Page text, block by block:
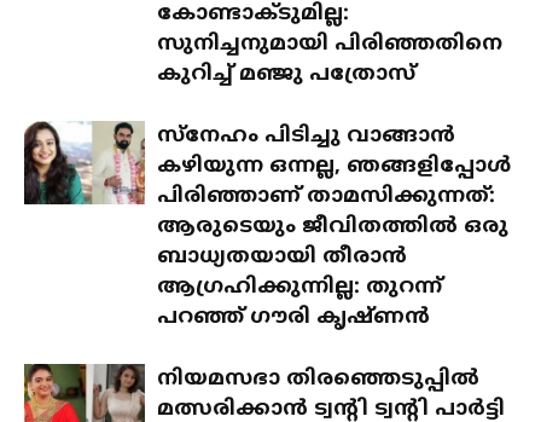
കോണ്ടാക്ടുമില്ല:
സുനിച്ചനുമായി പിരിഞ്ഞതിനെ
കുറിച്ച് മഞ്ജു പത്രോസ്
സ്‌നേഹം പിടിച്ചു വാങ്ങാൻ
കഴിയുന്ന ഒന്നല്ല, ഞങ്ങളിപ്പോൾ
പിരിഞ്ഞാണ് താമസിക്കുന്നത്:
ആരുടെയും ജീവിതത്തിൽ ഒരു
ബാധ്യതയായി തീരാൻ
ആഗ്രഹിക്കുന്നില്ല: തുറന്ന്
പറഞ്ഞ് ഗൗരി കൃഷ്ണൻ
നിയമസഭാ തിരഞ്ഞെടുപ്പിൽ
മത്സരിക്കാൻ ട്വന്റി ട്വന്റി പാർട്ടി